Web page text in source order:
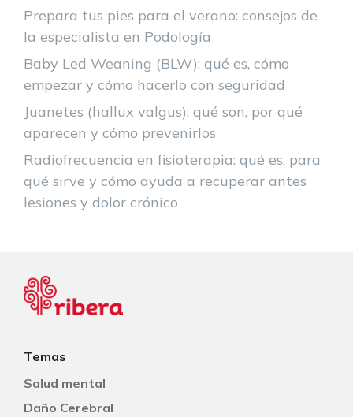
Prepara tus pies para el verano: consejos de
la especialista en Podología
Baby Led Weaning (BLW): qué es, cómo
empezar y cómo hacerlo con seguridad
Juanetes (hallux valgus): qué son, por qué
aparecen y cómo prevenirlos
Radiofrecuencia en fisioterapia: qué es, para
qué sirve y cómo ayuda a recuperar antes
lesiones y dolor crónico
Temas
Salud mental
Daño Cerebral